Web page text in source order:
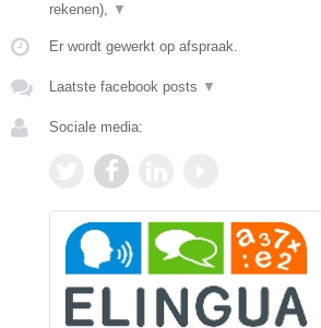
rekenen), ▼
Er wordt gewerkt op afspraak.
Laatste facebook posts ▼
Sociale media: